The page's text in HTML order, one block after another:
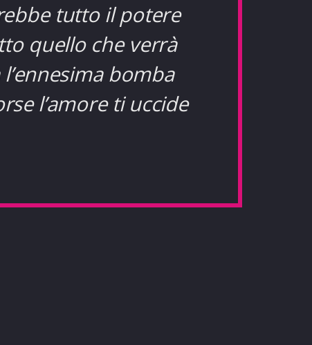
tutto il potere
quello che verrà
bomba
l’amore ti uccide